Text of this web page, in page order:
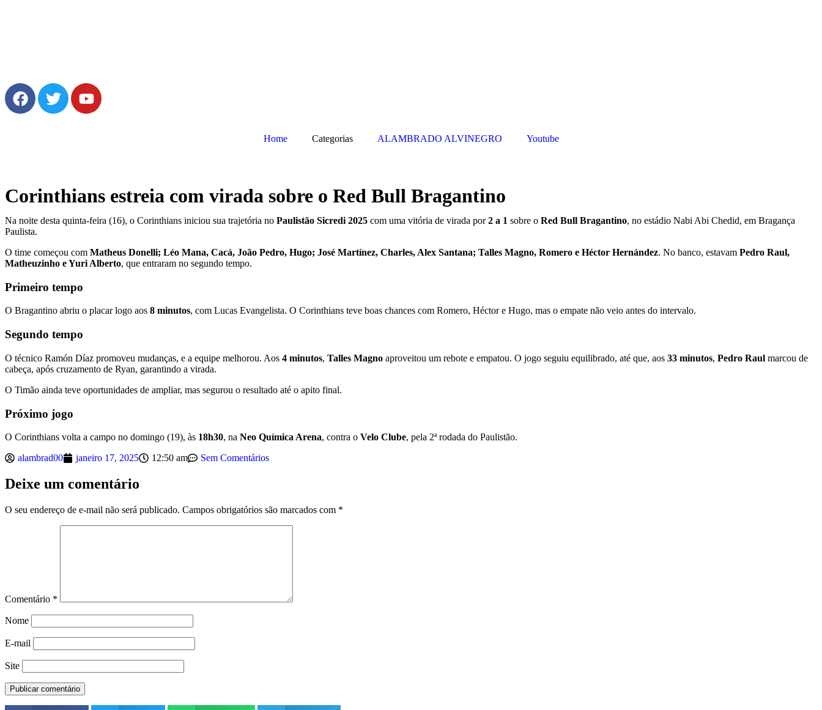
Home Categorias ALAMBRADO ALVINEGRO Youtube
Corinthians estreia com virada sobre o Red Bull Bragantino
Na noite desta quinta-feira (16), o Corinthians iniciou sua trajetória no Paulistão Sicredi 2025 com uma vitória de virada por2 a 1 sobre o Red Bull Bragantino, no estádio Nabi Abi Chedid, em Bragança
Paulista.
O time começou com Matheus Donelli; Léo Mana, Cacá, João Pedro, Hugo; José Martínez, Charles, Alex Santana; Talles Magno, Romero e Héctor Hernández. No banco, estavam Pedro Raul,
Matheuzinho e Yuri Alberto, que entraram no segundo tempo.
Primeiro tempo
O Bragantino abriu o placar logo aos 8 minutos, com Lucas Evangelista. O Corinthians teve boas chances com Romero, Héctor e Hugo, mas o empate não veio antes do intervalo.
Segundo tempo
O técnico Ramón Díaz promoveu mudanças, e a equipe melhorou. Aos 4 minutos, Talles Magno aproveitou um rebote e empatou. O jogo seguiu equilibrado, até que, aos 33 minutos, Pedro Raul marcou de
cabeça, após cruzamento de Ryan, garantindo a virada.
O Timão ainda teve oportunidades de ampliar, mas segurou o resultado até o apito final.
Próximo jogo
O Corinthians volta a campo no domingo (19), às 18h30, na Neo Química Arena, contra o Velo Clube, pela 2ª rodada do Paulistão.
alambrad00
janeiro 17, 2025 12:50 am Sem Comentários
Deixe um comentário
O seu endereço de e-mail não será publicado. Campos obrigatórios são marcados com *
Comentário *
Nome
E-mail
Site